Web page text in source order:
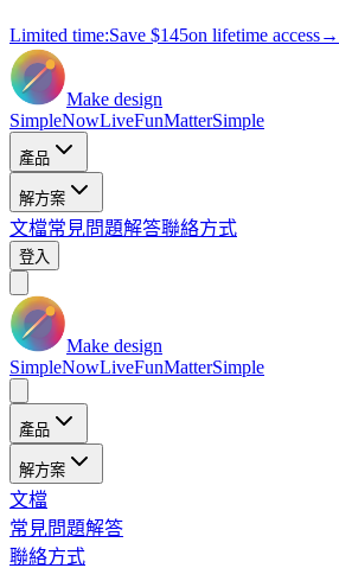
Limited time:Save $145on lifetime access→
Make design
SimpleNowLiveFunMatterSimple
產品
解方案
文檔常見問題解答聯絡方式
登入
Make design
SimpleNowLiveFunMatterSimple
產品
解方案
文檔
常見問題解答
聯絡方式